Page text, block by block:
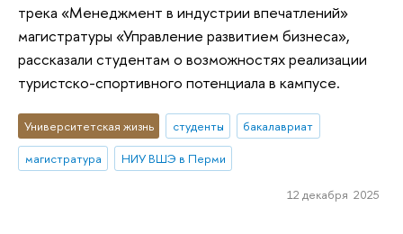
трека «Менеджмент в индустрии впечатлений»
магистратуры «Управление развитием бизнеса»,
рассказали студентам о возможностях реализации
туристско-спортивного потенциала в кампусе.
Университетская жизнь студенты
бакалавриат
магистратура
НИУ ВШЭ в Перми
12 декабря 2025